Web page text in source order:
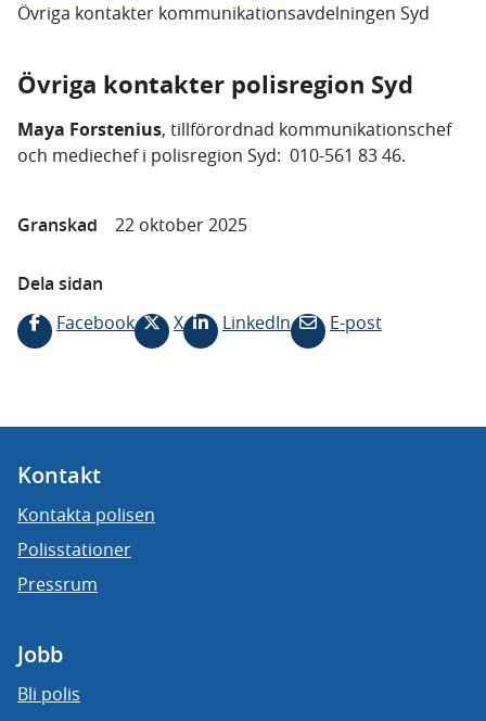
Övriga kontakter kommunikationsavdelningen Syd
Övriga kontakter polisregion Syd
Maya Forstenius, tillförordnad kommunikationschef
och mediechef i polisregion Syd: 010-561 83 46.
Granskad 22 oktober 2025
Dela sidan
Facebook
X LinkedIn E-post
Kontakt
Kontakta polisen
Polisstationer
Pressrum
Jobb
Bli polis